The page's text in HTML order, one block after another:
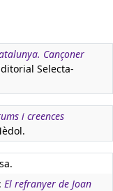
Cançoner
Selecta-
i creences
El refranyer de Joan